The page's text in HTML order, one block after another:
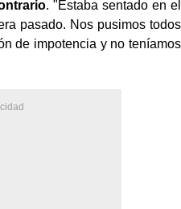
. "Estaba sentado en el
pasado. Nos pusimos todos
de impotencia y no teníamos